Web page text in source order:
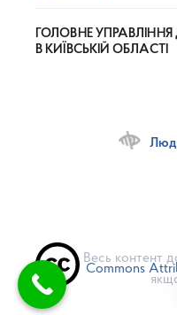
ГОЛОВНЕ
В КИЇВСЬКІЙ ОБЛАСТІ
Весь контент
Commons